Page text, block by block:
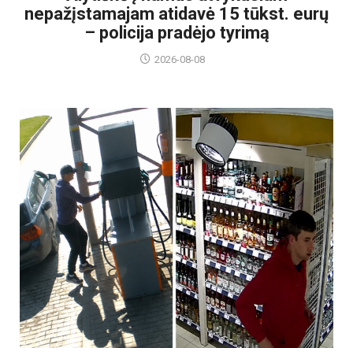
nepažįstamajam atidavė 15 tūkst. eurų
– policija pradėjo tyrimą
2026-08-08